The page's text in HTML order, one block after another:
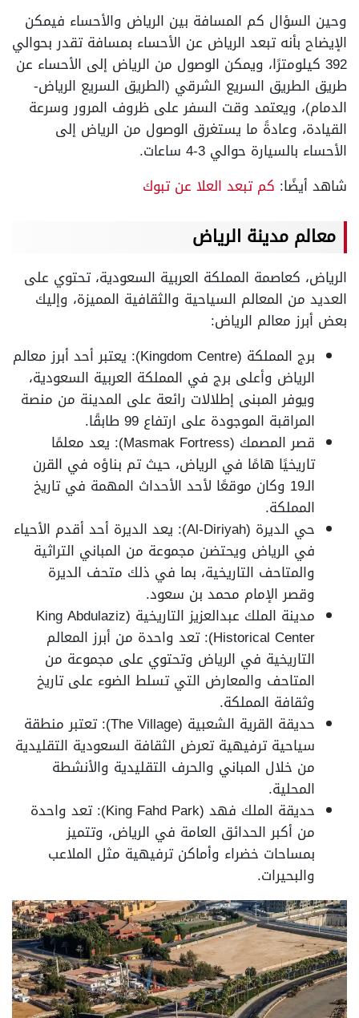
وحين السؤال كم المسافة بين الرياض والأحساء فيمكن
الإيضاح بأنه تبعد الرياض عن الأحساء بمسافة تقدر بحوالي
392 كيلومترًا، ويمكن الوصول من الرياض إلى الأحساء عن
طريق الطريق السريع الشرقي (الطريق السريع الرياض-
الدمام)، ويعتمد وقت السفر على ظروف المرور وسرعة
القيادة، وعادةً ما يستغرق الوصول من الرياض إلى
الأحساء بالسيارة حوالي 3-4 ساعات.
شاهد أيضًا: كم تبعد العلا عن تبوك
معالم مدينة الرياض
الرياض، كعاصمة المملكة العربية السعودية، تحتوي على
العديد من المعالم السياحية والثقافية المميزة، وإليك
بعض أبرز معالم الرياض:
برج المملكة (Kingdom Centre): يعتبر أحد أبرز معالم
الرياض وأعلى برج في المملكة العربية السعودية،
ويوفر المبنى إطلالات رائعة على المدينة من منصة
المراقبة الموجودة على ارتفاع 99 طابقًا.
قصر المصمك (Masmak Fortress): يعد معلمًا
تاريخيًا هامًا في الرياض، حيث تم بناؤه في القرن
الـ19 وكان موقعًا لأحد الأحداث المهمة في تاريخ
المملكة.
حي الديرة (Al-Diriyah): يعد الديرة أحد أقدم الأحياء
في الرياض ويحتضن مجموعة من المباني التراثية
والمتاحف التاريخية، بما في ذلك متحف الديرة
وقصر الإمام محمد بن سعود.
مدينة الملك عبدالعزيز التاريخية (King Abdulaziz
Historical Center): تعد واحدة من أبرز المعالم
التاريخية في الرياض وتحتوي على مجموعة من
المتاحف والمعارض التي تسلط الضوء على تاريخ
وثقافة المملكة.
حديقة القرية الشعبية (The Village): تعتبر منطقة
سياحية ترفيهية تعرض الثقافة السعودية التقليدية
من خلال المباني والحرف التقليدية والأنشطة
المحلية.
حديقة الملك فهد (King Fahd Park): تعد واحدة
من أكبر الحدائق العامة في الرياض، وتتميز
بمساحات خضراء وأماكن ترفيهية مثل الملاعب
والبحيرات.